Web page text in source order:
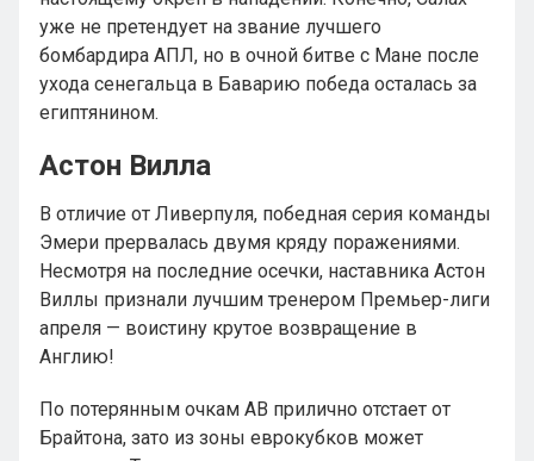
уже не претендует на звание лучшего
бомбардира АПЛ, но в очной битве с Мане после
ухода сенегальца в Баварию победа осталась за
египтянином.
Астон Вилла
В отличие от Ливерпуля, победная серия команды
Эмери прервалась двумя кряду поражениями.
Несмотря на последние осечки, наставника Астон
Виллы признали лучшим тренером Премьер-лиги
апреля — воистину крутое возвращение в
Англию!
По потерянным очкам АВ прилично отстает от
Брайтона, зато из зоны еврокубков может